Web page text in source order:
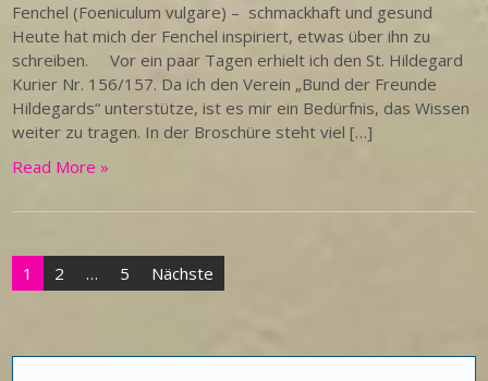
Fenchel (Foeniculum vulgare) – schmackhaft und gesund
Heute hat mich der Fenchel inspiriert, etwas über ihn zu
schreiben. Vor ein paar Tagen erhielt ich den St. Hildegard
Kurier Nr. 156/157. Da ich den Verein „Bund der Freunde
Hildegards“ unterstütze, ist es mir ein Bedürfnis, das Wissen
weiter zu tragen. In der Broschüre steht viel […]
Read More »
Seitennummerierung
der
1 2 … 5 Nächste